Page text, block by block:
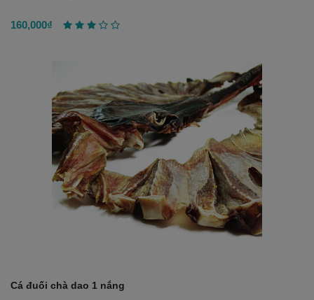
160,000₫
Cá đuối chà dao 1 nắng